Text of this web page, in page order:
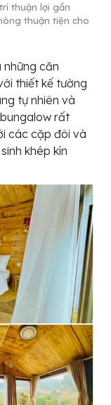
thuận lợi gần
thuận tiện cho
căn
thiết kế tường
tự nhiên và
rất
các cặp đôi và
khép kín